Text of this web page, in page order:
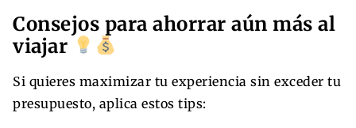
Consejos para ahorrar aún más al
viajar
Si quieres maximizar tu experiencia sin exceder tu
presupuesto, aplica estos tips: